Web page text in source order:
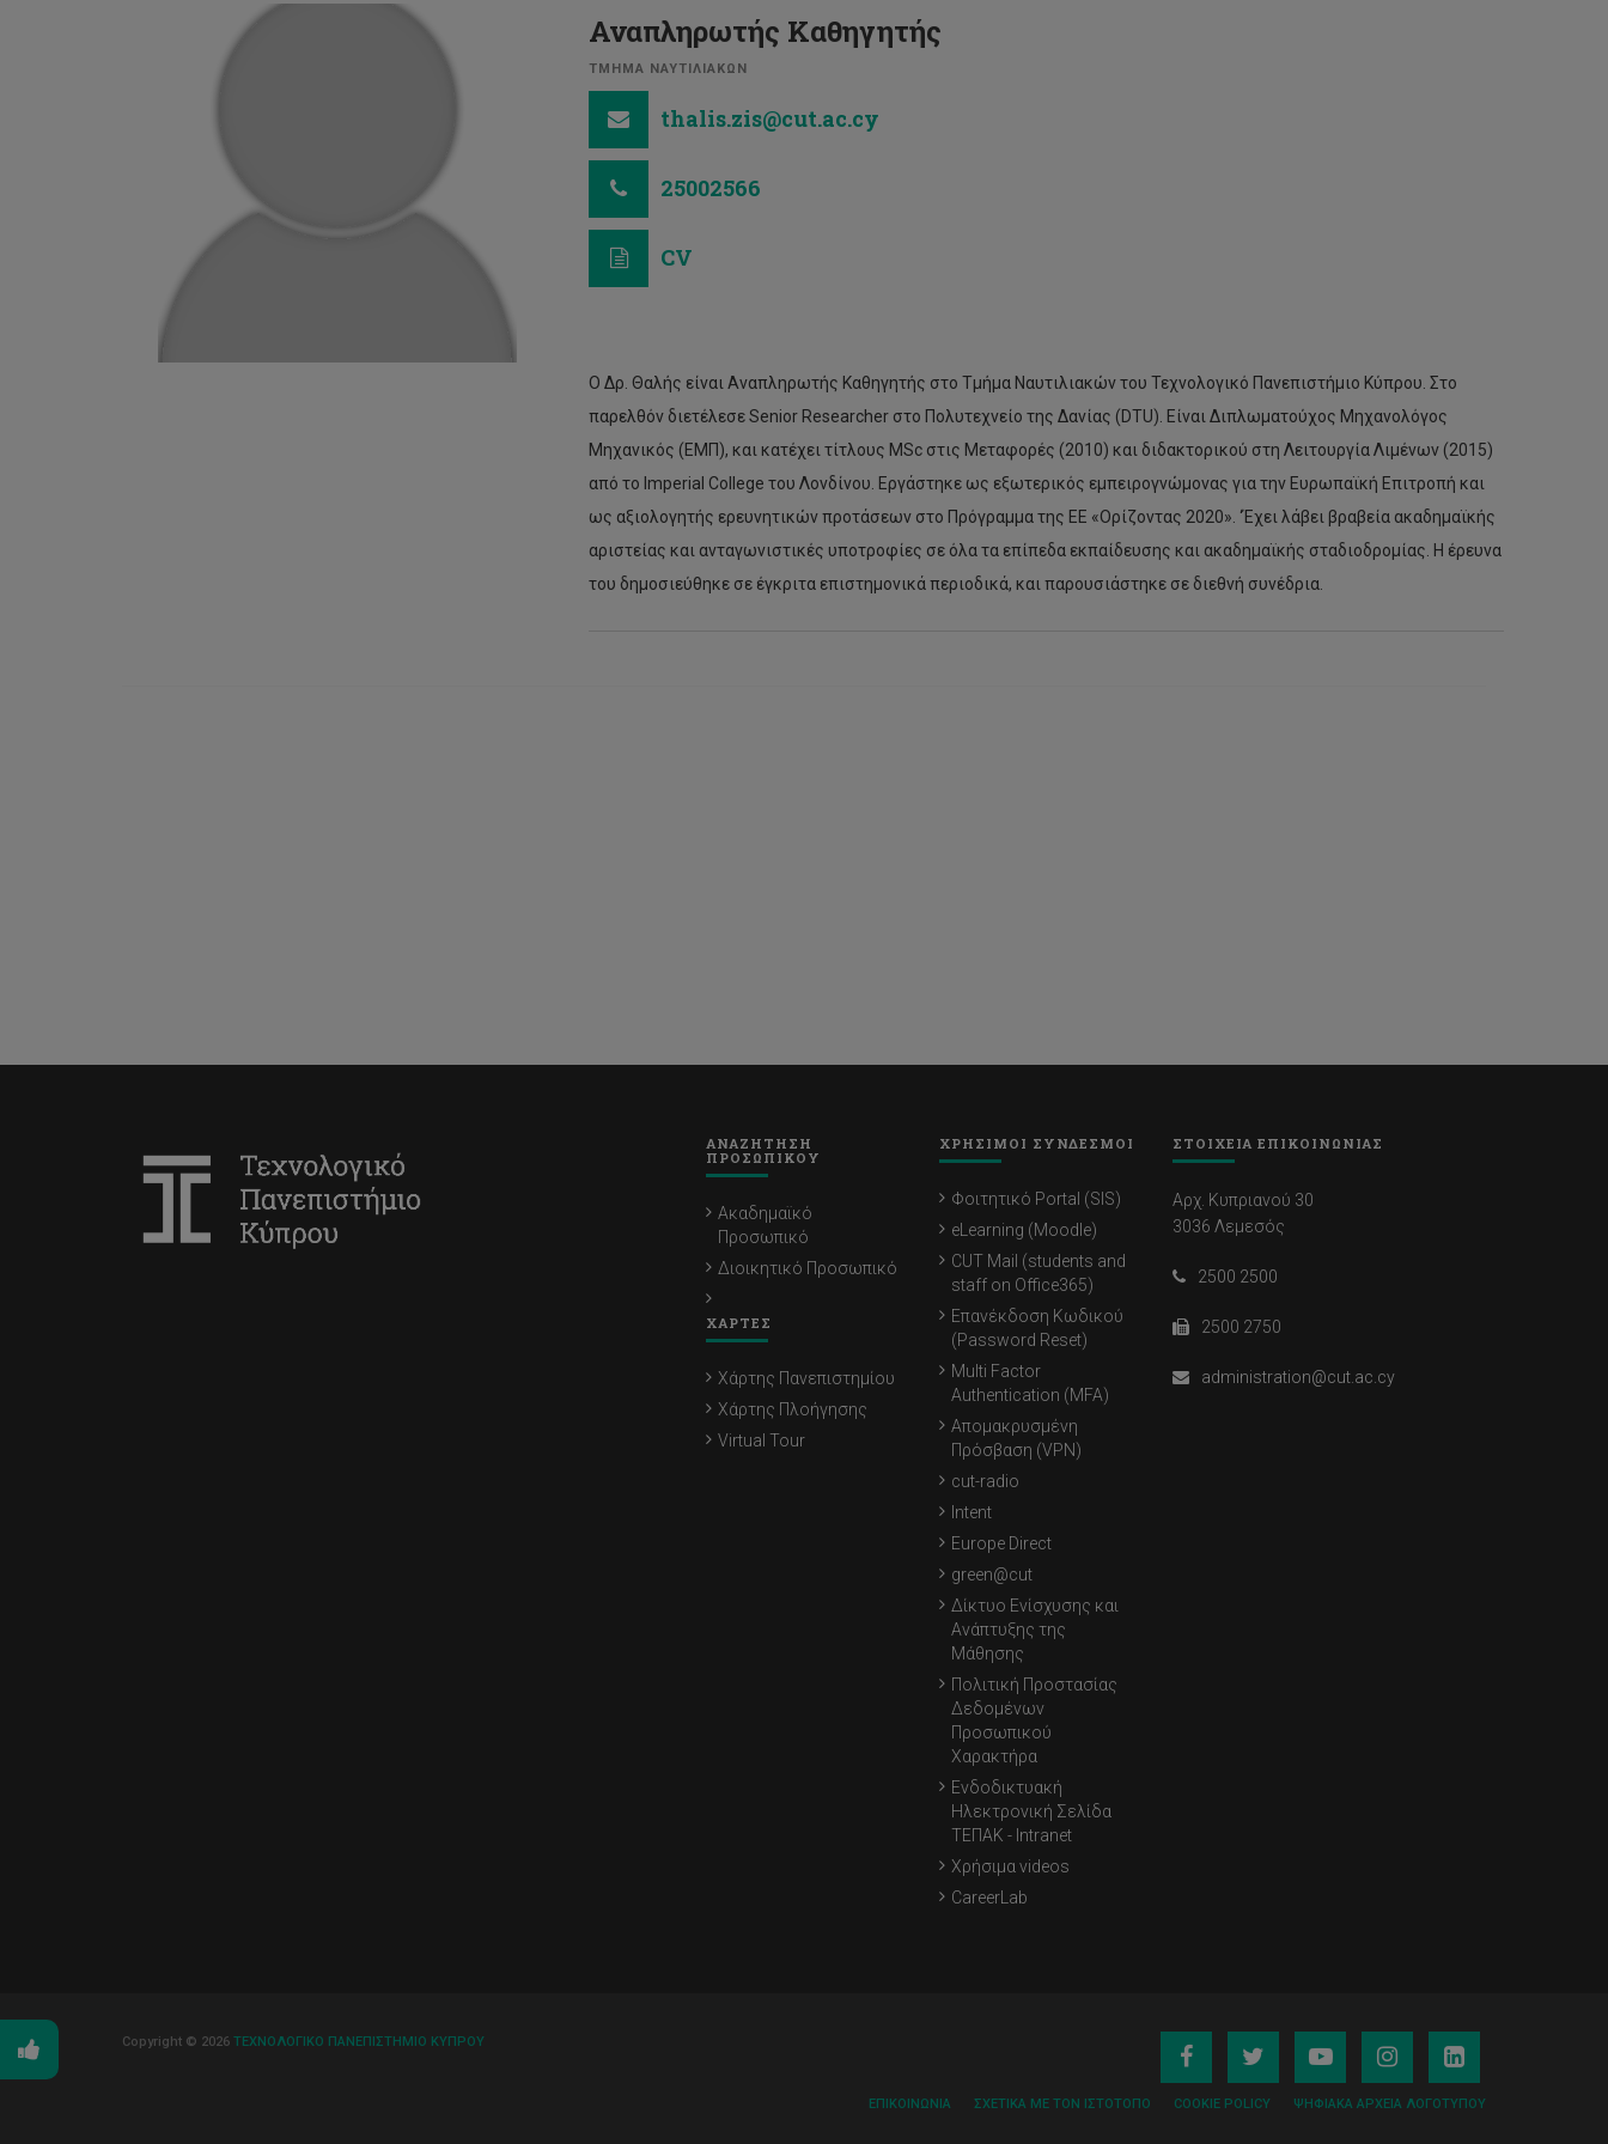
Αναπληρωτής Καθηγητής
ΤΜΗΜΑ ΝΑΥΤΙΛΙΑΚΩΝ
thalis.zis@cut.ac.cy
25002566
CV
Ο Δρ. Θαλής είναι Αναπληρωτής Καθηγητής στο Τμήμα Ναυτιλιακών του Τεχνολογικό Πανεπιστήμιο Κύπρου. Στο
παρελθόν διετέλεσε Senior Researcher στο Πολυτεχνείο της Δανίας (DTU). Είναι Διπλωματούχος Μηχανολόγος
Μηχανικός (ΕΜΠ), και κατέχει τίτλους MSc στις Μεταφορές (2010) και διδακτορικού στη Λειτουργία Λιμένων (2015)
από το Imperial College του Λονδίνου. Εργάστηκε ως εξωτερικός εμπειρογνώμονας για την Ευρωπαϊκή Επιτροπή και
ως αξιολογητής ερευνητικών προτάσεων στο Πρόγραμμα της ΕΕ «Ορίζοντας 2020». ‘Έχει λάβει βραβεία ακαδημαϊκής
αριστείας και ανταγωνιστικές υποτροφίες σε όλα τα επίπεδα εκπαίδευσης και ακαδημαϊκής σταδιοδρομίας. Η έρευνα
του δημοσιεύθηκε σε έγκριτα επιστημονικά περιοδικά, και παρουσιάστηκε σε διεθνή συνέδρια.
ΑΝΑΖΗΤΗΣΗ
ΠΡΟΣΩΠΙΚΟΥ
Ακαδημαϊκό
Προσωπικό
Διοικητικό Προσωπικό
ΧΑΡΤΕΣ
Χάρτης Πανεπιστημίου
Χάρτης Πλοήγησης
Virtual Tour
ΧΡΗΣΙΜΟΙ ΣΥΝΔΕΣΜΟΙ
Φοιτητικό Portal (SIS)
eLearning (Moodle)
CUT Mail (students and
staff on Office365)
Επανέκδοση Κωδικού
(Password Reset)
Multi Factor
Authentication (MFA)
Απομακρυσμένη
Πρόσβαση (VPN)
cut-radio
Intent
Europe Direct
green@cut
Δίκτυο Ενίσχυσης και
Ανάπτυξης της
Μάθησης
Πολιτική Προστασίας
Δεδομένων
Προσωπικού
Χαρακτήρα
Ενδοδικτυακή
Ηλεκτρονική Σελίδα
ΤΕΠΑΚ - Intranet
Χρήσιμα videos
CareerLab
ΣΤΟΙΧΕΙΑ ΕΠΙΚΟΙΝΩΝΙΑΣ
Αρχ. Κυπριανού 30
3036 Λεμεσός
2500 2500
2500 2750
administration@cut.ac.cy
Copyright © 2026 ΤΕΧΝΟΛΟΓΙΚΟ ΠΑΝΕΠΙΣΤΗΜΙΟ ΚΥΠΡΟΥ
ΕΠΙΚΟΙΝΩΝΊΑ ΣΧΕΤΙΚΆ ΜΕ ΤΟΝ ΙΣΤΌΤΟΠΟ COOKIE POLICY ΨΗΦΙΑΚΆ ΑΡΧΕΊΑ ΛΟΓΌΤΥΠΟΥ